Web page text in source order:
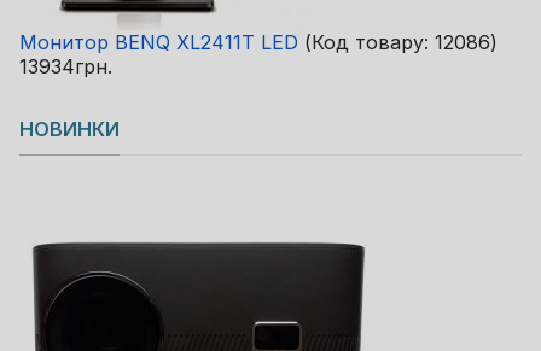
Монитор BENQ XL2411T LED (Код товару: 12086)
13934грн.
НОВИНКИ